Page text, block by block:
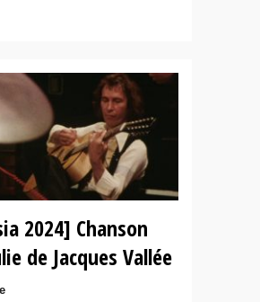
2024] Chanson
de Jacques Vallée